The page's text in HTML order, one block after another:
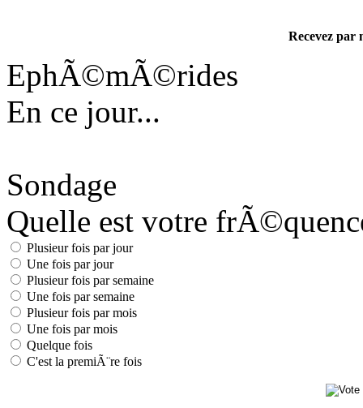
Recevez par
EphÃ©mÃ©rides
En ce jour...
Sondage
Quelle est votre
Plusieur fois par jour
Une fois par jour
Plusieur fois par semaine
Une fois par semaine
Plusieur fois par mois
Une fois par mois
Quelque fois
C'est la premiÃ¨re fois